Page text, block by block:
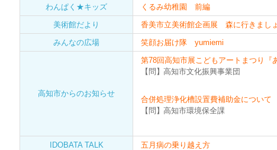
わんぱく★キッズ
くるみ幼稚園 前編
美術館だより
香美市立美術館企画展 森に行きまし
みんなの広場
笑顔お届け隊 yumiemi
高知市からのお知らせ
第78回高知市展こどもアートまつり『
【問】高知市文化振興事業団
合併処理浄化槽設置費補助金について
【問】高知市環境保全課
IDOBATA TALK 五月病の乗り越え方